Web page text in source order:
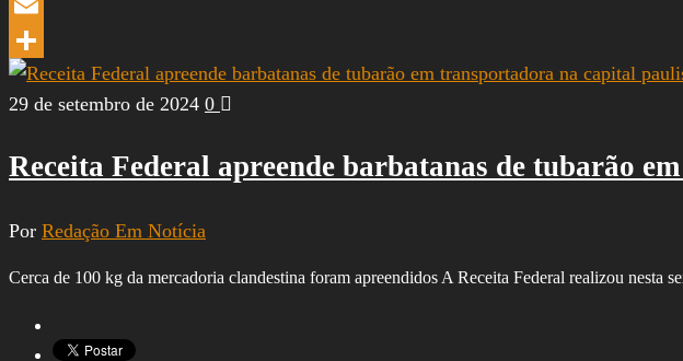
LinkedIn
Email
Share
29 de setembro de 2024 0
Receita Federal apreende barbatanas de tubarão
Por Redação Em Notícia
Cerca de 100 kg da mercadoria clandestina foram apreendidos A Receita Federal realizou nesta